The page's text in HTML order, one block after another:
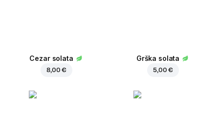
Cezar solata
8,00 €
Grška solata
5,00 €